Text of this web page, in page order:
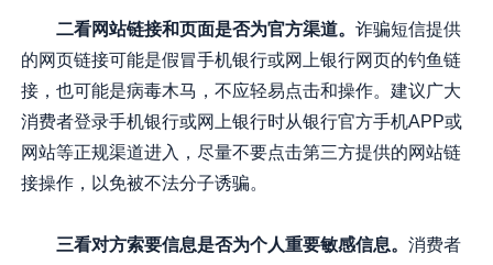
二看网站链接和页面是否为官方渠道。 诈骗短信提供
的网页链接可能是假冒手机银行或网上银行网页的钓鱼链
接，也可能是病毒木马，不应轻易点击和操作。建议广大
消费者登录手机银行或网上银行时从银行官方手机APP或
网站等正规渠道进入，尽量不要点击第三方提供的网站链
接操作，以免被不法分子诱骗。
三看对方索要信息是否为个人重要敏感信息。 消费者